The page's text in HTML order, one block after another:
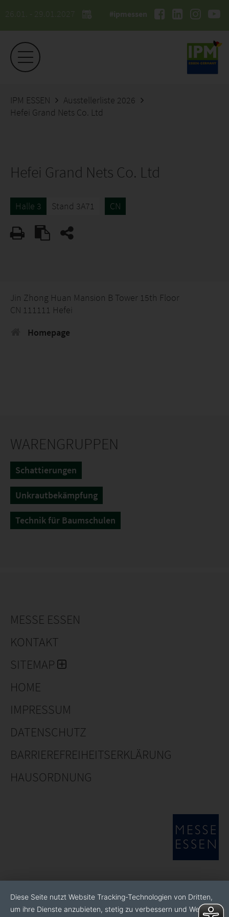
26.01. - 29.01.2027 #ipmessen
IPM ESSEN
Ausstellerliste 2026
Hefei Grand Nets Co. Ltd
Hefei Grand Nets Co. Ltd
Halle 3 Stand 3A71 CN
Jin Zhong Huan Mansion B Tower 15th Floor
CN 111111 Hefei
Homepage
WARENGRUPPEN
Schattierungen
Unkrautbekämpfung
Technik für Baumschulen
MESSE ESSEN
KONTAKT
SITEMAP
HOME
IMPRESSUM
DATENSCHUTZ
BARRIEREFREIHEITSERKLÄRUNG
HAUSORDNUNG
Diese Seite nutzt Website Tracking-Technologien von Dritten,
um ihre Dienste anzubieten, stetig zu verbessern und Werbung